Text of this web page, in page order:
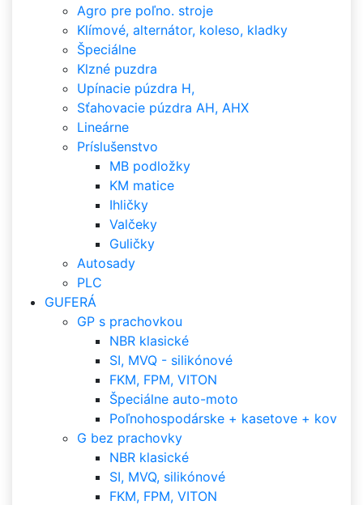
Agro pre poľno. stroje
Klímové, alternátor, koleso, kladky
Špeciálne
Klzné puzdra
Upínacie púzdra H,
Sťahovacie púzdra AH, AHX
Lineárne
Príslušenstvo
MB podložky
KM matice
Ihličky
Valčeky
Guličky
Autosady
PLC
GUFERÁ
GP s prachovkou
NBR klasické
SI, MVQ - silikónové
FKM, FPM, VITON
Špeciálne auto-moto
Poľnohospodárske + kasetove + kov
G bez prachovky
NBR klasické
SI, MVQ, silikónové
FKM, FPM, VITON